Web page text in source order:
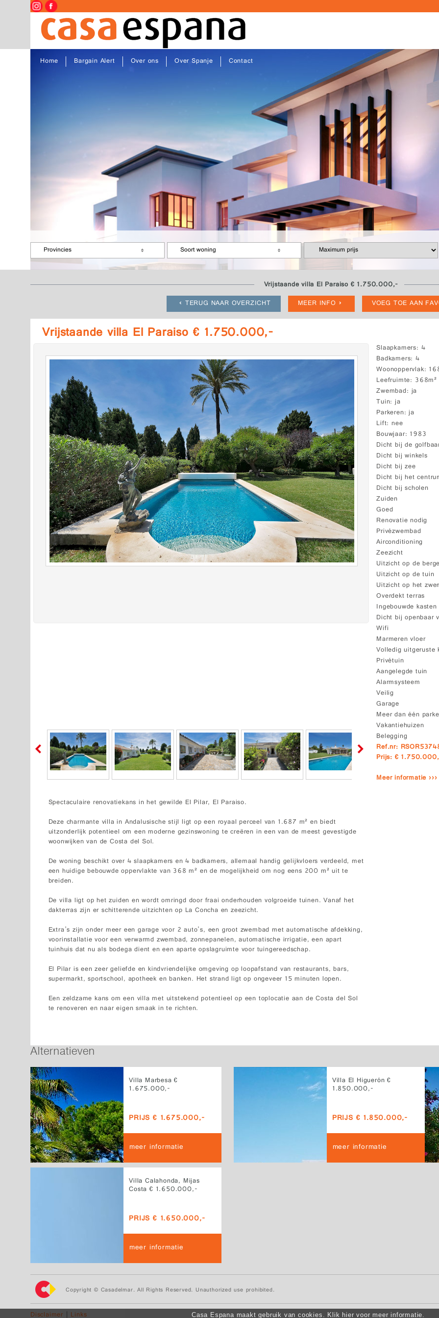
Home Bargain Alert Over ons Over Spanje Contact
Provincies Soort woning
Vrijstaande villa El Paraiso € 1.750.000,-
TERUG NAAR OVERZICHT
MEER INFO VOEG TOE AAN
Vrijstaande villa El Paraiso € 1.750.000,-
Slaapkamers 4
Badkamers 4
Woonoppervlak
Leefruimte 368m²
Zwembad ja
Tuin ja
Parkeren ja
Lift nee
Bouwjaar 1983
Dicht bij de
Dicht bij winkels
Dicht bij zee
Dicht bij het
Dicht bij scholen
Zuiden
Goed
Renovatie nodig
Privézwembad
Airconditioning
Zeezicht
Uitzicht op de
Uitzicht op de tuin
Uitzicht op het
Overdekt terras
Ingebouwde kasten
Dicht bij openbaar
Wifi
Marmeren vloer
Volledig uitgeruste
Privétuin
Aangelegde tuin
Alarmsysteem
Veilig
Garage
Meer dan één
Vakantiehuizen
Belegging
Ref.nr:
Prijs: €
Meer informatie ›››
Spectaculaire renovatiekans in het gewilde El Pilar, El Paraiso.
Deze charmante villa in Andalusische stijl ligt op een royaal perceel van 1.687 m² en biedt
uitzonderlijk potentieel om een moderne gezinswoning te creëren in een van de meest gevestigde
woonwijken van de Costa del Sol.
De woning beschikt over 4 slaapkamers en 4 badkamers, allemaal handig gelijkvloers verdeeld, met
een huidige bebouwde oppervlakte van 368 m² en de mogelijkheid om nog eens 200 m² uit te
breiden.
De villa ligt op het zuiden en wordt omringd door fraai onderhouden volgroeide tuinen. Vanaf het
dakterras zijn er schitterende uitzichten op La Concha en zeezicht.
Extra’s zijn onder meer een garage voor 2 auto’s, een groot zwembad met automatische afdekking,
voorinstallatie voor een verwarmd zwembad, zonnepanelen, automatische irrigatie, een apart
tuinhuis dat nu als bodega dient en een aparte opslagruimte voor tuingereedschap.
El Pilar is een zeer geliefde en kindvriendelijke omgeving op loopafstand van restaurants, bars,
supermarkt, sportschool, apotheek en banken. Het strand ligt op ongeveer 15 minuten lopen.
Een zeldzame kans om een villa met uitstekend potentieel op een toplocatie aan de Costa del Sol
te renoveren en naar eigen smaak in te richten.
Alternatieven
Villa Marbesa €
1.675.000,-
PRIJS € 1.675.000,-
meer informatie
Villa El Higuerón €
1.850.000,-
PRIJS € 1.850.000,-
meer informatie
Villa Calahonda, Mijas
Costa € 1.650.000,-
PRIJS € 1.650.000,-
meer informatie
Copyright © Casadelmar. All Rights Reserved. Unauthorized use prohibited.
Disclaimer Links Casa Espana maakt gebruik van cookies. Klik hier voor meer informatie.